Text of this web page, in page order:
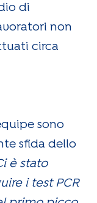
di
non
circa
sono
sfida dello
è stato
i test PCR